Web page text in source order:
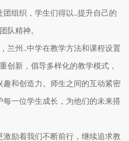
组织，学生们得以..提升自己的
队精神。
兰州..中学在教学方法和课程设置
创新，倡导多样化的教学模式，
趣和创造力。师生之间的互动紧密
一位学生成长，为他们的未来搭
激励着我们不断前行，继续追求教